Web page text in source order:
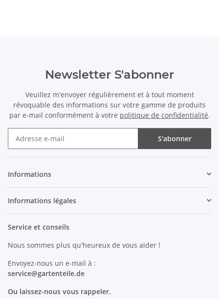
Newsletter S'abonner
Veuillez m'envoyer régulièrement et à tout moment
révoquable des informations sur votre gamme de produits
par e-mail conformément à votre politique de confidentialité.
S'abonner
Informations
Informations légales
Service et conseils
Nous sommes plus qu'heureux de vous aider !
Envoyez-nous un e-mail à :
service@gartenteile.de
Ou laissez-nous vous rappeler.